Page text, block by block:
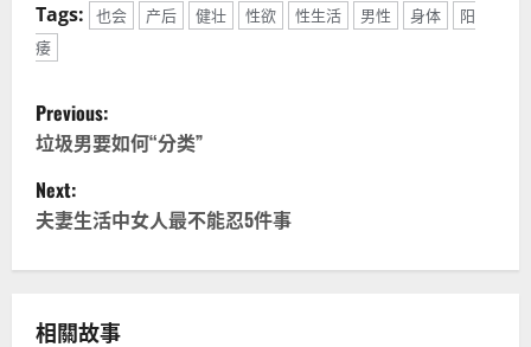
Tags:
也会 产后 健壮 性欲 性生活 男性 身体
阳
痿
P
o
s
Previous:
垃圾男要如何“分类”
Next:
夫妻生活中女人最不能忍5件事
相關故事